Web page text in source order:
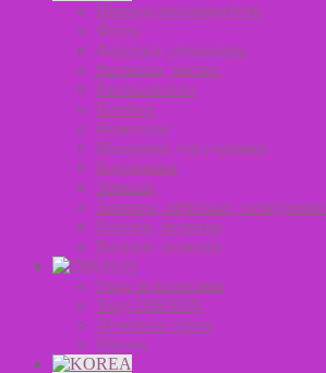
Щипцы-выпрямители
Фены
Фартуки, пеньюары
Расчески, щетки
Распылители
Плойки
Ножницы
Машинки для стрижки
Коклюшки
Зеркала
Зажимы, шпильки, невидимки
Валики, резинки
Валики, резинки
Уход за волосами
Уход DIKSON
Лечебная серия
Dikson